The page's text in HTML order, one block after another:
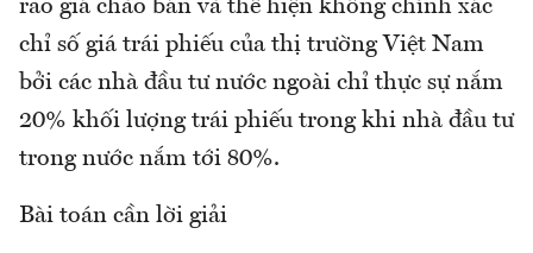
rao giá chào bán và thể hiện không chính xác
chỉ số giá trái phiếu của thị trường Việt Nam
bởi các nhà đầu tư nước ngoài chỉ thực sự nắm
20% khối lượng trái phiếu trong khi nhà đầu tư
trong nước nắm tới 80%.
Bài toán cần lời giải